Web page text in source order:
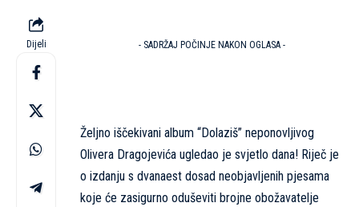
Dijeli - SADRŽAJ POČINJE NAKON OGLASA -
Željno iščekivani album “Dolaziš” neponovljivog
Olivera Dragojevića ugledao je svjetlo dana! Riječ je
o izdanju s dvanaest dosad neobjavljenih pjesama
koje će zasigurno oduševiti brojne obožavatelje